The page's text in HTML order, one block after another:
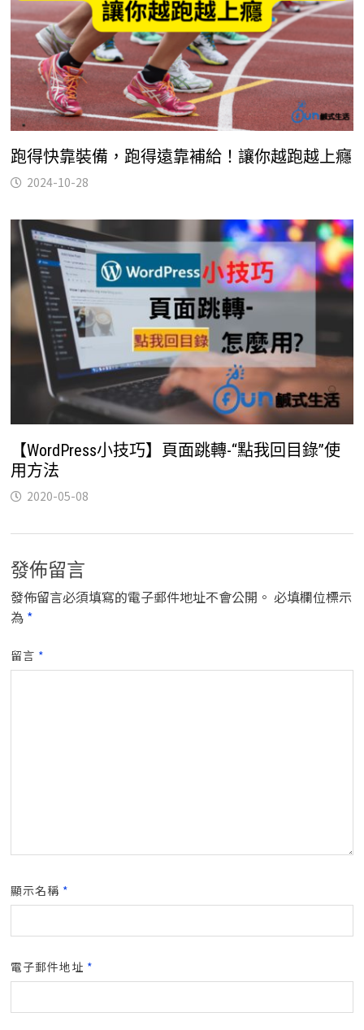
跑得快靠裝備，跑得遠靠補給！讓你越跑越上癮
2024-10-28
【WordPress小技巧】頁面跳轉-“點我回目錄”使
用方法
2020-05-08
發佈留言
發佈留言必須填寫的電子郵件地址不會公開。 必填欄位標示
為 *
留言 *
顯示名稱 *
電子郵件地址 *